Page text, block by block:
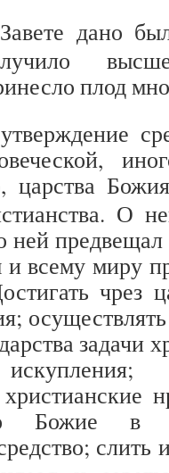
дано
плод
царства Божия
О
ней
всему миру
чрез
задачи
Божие в